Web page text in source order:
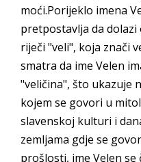
moći.Porijeklo imena
pretpostavlja da
riječi "veli", koja znači
smatra da ime Velen
"veličina", što ukazuje
kojem se govori u
slavenskoj kulturi i
zemljama gdje se
prošlosti, ime Velen